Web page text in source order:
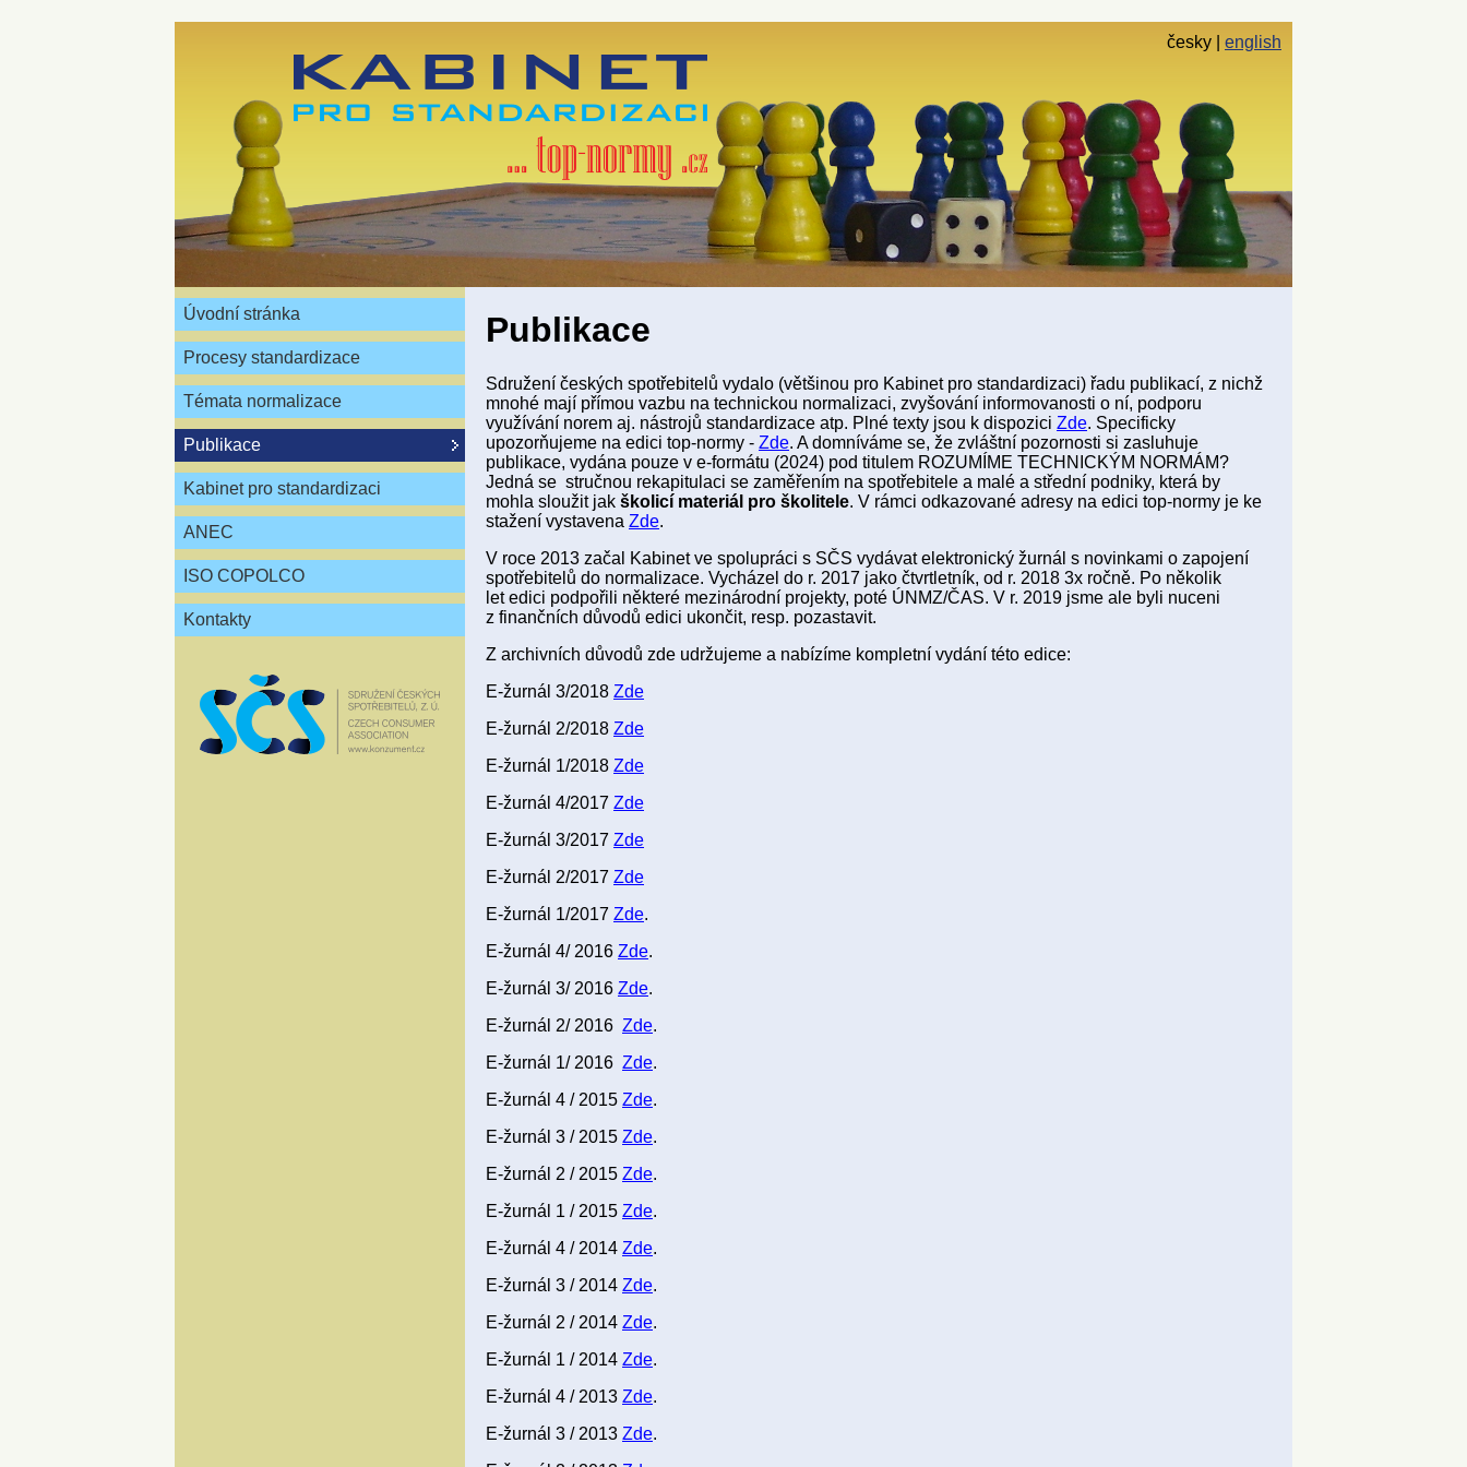
česky english
Úvodní stránka
Procesy standardizace
Témata normalizace
Publikace
Kabinet pro standardizaci
ANEC
ISO COPOLCO
Kontakty
Publikace
Sdružení českých spotřebitelů vydalo (většinou pro Kabinet pro standardizaci) řadu publikací, z nichž
mnohé mají přímou vazbu na technickou normalizaci, zvyšování informovanosti o ní, podporu
využívání norem aj. nástrojů standardizace atp. Plné texty jsou k dispozici Zde. Specificky
upozorňujeme na edici top-normy - Zde. A domníváme se, že zvláštní pozornosti si zasluhuje
publikace, vydána pouze v e-formátu (2024) pod titulem ROZUMÍME TECHNICKÝM NORMÁM?
Jedná se stručnou rekapitulaci se zaměřením na spotřebitele a malé a střední podniky, která by
mohla sloužit jak školicí materiál pro školitele. V rámci odkazované adresy na edici top-normy je ke
stažení vystavena Zde.
V roce 2013 začal Kabinet ve spolupráci s SČS vydávat elektronický žurnál s novinkami o zapojení
spotřebitelů do normalizace. Vycházel do r. 2017 jako čtvrtletník, od r. 2018 3x ročně. Po několik
let edici podpořili některé mezinárodní projekty, poté ÚNMZ/ČAS. V r. 2019 jsme ale byli nuceni
z finančních důvodů edici ukončit, resp. pozastavit.
Z archivních důvodů zde udržujeme a nabízíme kompletní vydání této edice:
E-žurnál 3/2018 Zde
E-žurnál 2/2018 Zde
E-žurnál 1/2018 Zde
E-žurnál 4/2017 Zde
E-žurnál 3/2017 Zde
E-žurnál 2/2017 Zde
E-žurnál 1/2017 Zde.
E-žurnál 4/ 2016 Zde.
E-žurnál 3/ 2016 Zde.
E-žurnál 2/ 2016 Zde.
E-žurnál 1/ 2016 Zde.
E-žurnál 4 / 2015 Zde.
E-žurnál 3 / 2015 Zde.
E-žurnál 2 / 2015 Zde.
E-žurnál 1 / 2015 Zde.
E-žurnál 4 / 2014 Zde.
E-žurnál 3 / 2014 Zde.
E-žurnál 2 / 2014 Zde.
E-žurnál 1 / 2014 Zde.
E-žurnál 4 / 2013 Zde.
E-žurnál 3 / 2013 Zde.